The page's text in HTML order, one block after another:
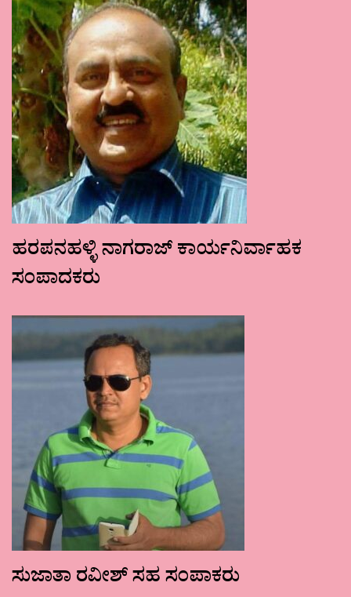
ಹರಪನಹಳ್ಳಿ ನಾಗರಾಜ್ ಕಾರ್ಯನಿರ್ವಾಹಕ
ಸಂಪಾದಕರು
ಸುಜಾತಾ ರವೀಶ್ ಸಹ ಸಂಪಾಕರು